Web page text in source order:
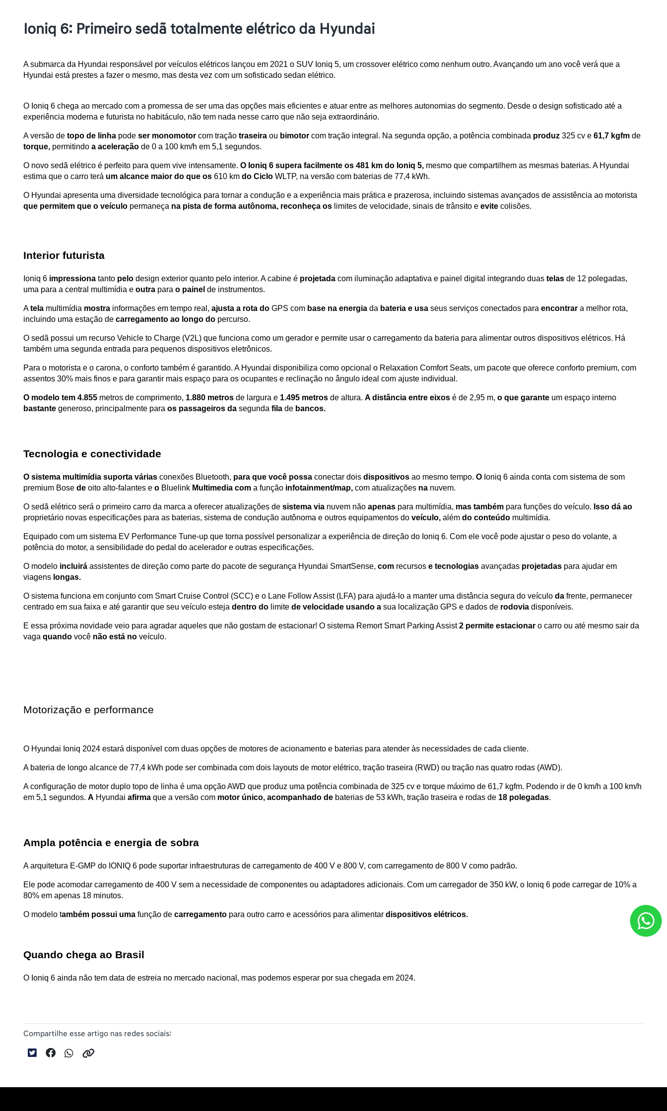
Ioniq 6: Primeiro sedã totalmente elétrico da Hyundai
A submarca da Hyundai responsável por veículos elétricos lançou em 2021 o SUV Ioniq 5, um crossover elétrico como nenhum outro. Avançando um ano você verá que a
Hyundai está prestes a fazer o mesmo, mas desta vez com um sofisticado sedan elétrico.
O Ioniq 6 chega ao mercado com a promessa de ser uma das opções mais eficientes e atuar entre as melhores autonomias do segmento. Desde o design sofisticado até a
experiência moderna e futurista no habitáculo, não tem nada nesse carro que não seja extraordinário.
A versão de topo de linha pode ser monomotor com tração traseira ou bimotor com tração integral. Na segunda opção, a potência combinada produz 325 cv e 61,7 kgfm
torque, permitindo a aceleração de 0 a 100 km/h em 5,1 segundos.
O novo sedã elétrico é perfeito para quem vive intensamente. O Ioniq 6 supera facilmente os 481 km do Ioniq 5, mesmo que compartilhem as mesmas baterias. A Hyundai
estima que o carro terá um alcance maior do que os 610 km do Ciclo WLTP, na versão com baterias de 77,4 kWh.
que permitem que o veículo permaneça na pista de forma autônoma, reconheça os limites de velocidade, sinais de trânsito e evite colisões.
Interior futurista
Ioniq 6 impressiona tanto pelo design exterior quanto pelo interior. A cabine é projetada com iluminação adaptativa e painel digital integrando duas telas de 12 polegadas,
uma para a central multimídia e outra para o painel de instrumentos.
A tela multimídia mostra informações em tempo real, ajusta a rota do GPS com base na energia da bateria e usa seus serviços conectados para encontrar a melhor rota,
incluindo uma estação de carregamento ao longo do percurso.
O sedã possui um recurso Vehicle to Charge (V2L) que funciona como um gerador e permite usar o carregamento da bateria para alimentar outros dispositivos elétricos. Há
também uma segunda entrada para pequenos dispositivos eletrônicos.
Para o motorista e o carona, o conforto também é garantido. A Hyundai disponibiliza como opcional o Relaxation Comfort Seats, um pacote que oferece conforto premium, com
assentos 30% mais finos e para garantir mais espaço para os ocupantes e reclinação no ângulo ideal com ajuste individual.
O modelo tem 4.855 metros de comprimento, 1.880 metros de largura e 1.495 metros de altura. A distância entre eixos é de 2,95 m, o que garante
bastante generoso, principalmente para os passageiros da segunda fila de bancos.
Tecnologia e conectividade
O sistema multimídia suporta várias conexões Bluetooth, para que você possa conectar dois dispositivos ao mesmo tempo. O Ioniq 6 ainda conta com sistema de som
premium Bose de oito alto-falantes e o Bluelink Multimedia com a função infotainment/map, com atualizações na nuvem.
O sedã elétrico será o primeiro carro da marca a oferecer atualizações de sistema via nuvem não apenas para multimídia, mas também para funções do veículo. Isso dá ao
proprietário novas especificações para as baterias, sistema de condução autônoma e outros equipamentos do veículo, além do conteúdo multimídia.
Equipado com um sistema EV Performance Tune-up que torna possível personalizar a experiência de direção do Ioniq 6. Com ele você pode ajustar o peso do volante, a
potência do motor, a sensibilidade do pedal do acelerador e outras especificações.
O modelo incluirá assistentes de direção como parte do pacote de segurança Hyundai SmartSense, com recursos e tecnologias avançadas projetadas para ajudar em
viagens longas.
O sistema funciona em conjunto com Smart Cruise Control (SCC) e o Lane Follow Assist (LFA) para ajudá-lo a manter uma distância segura do veículo da frente, permanecer
centrado em sua faixa e até garantir que seu veículo esteja dentro do limite de velocidade usando a sua localização GPS e dados de rodovia disponíveis.
E essa próxima novidade veio para agradar aqueles que não gostam de estacionar! O sistema Remort Smart Parking Assist 2 permite estacionar o carro ou até mesmo sair da
vaga quando você não está no veículo.
Motorização e performance
O Hyundai Ioniq 2024 estará disponível com duas opções de motores de acionamento e baterias para atender às necessidades de cada cliente.
A bateria de longo alcance de 77,4 kWh pode ser combinada com dois layouts de motor elétrico, tração traseira (RWD) ou tração nas quatro rodas (AWD).
A configuração de motor duplo topo de linha é uma opção AWD que produz uma potência combinada de 325 cv e torque máximo de 61,7 kgfm. Podendo ir de 0 km/h a 100 km/h
em 5,1 segundos. A Hyundai afirma que a versão com motor único, acompanhado de baterias de 53 kWh, tração traseira e rodas de 18 polegadas.
Ampla potência e energia de sobra
A arquitetura E-GMP do IONIQ 6 pode suportar infraestruturas de carregamento de 400 V e 800 V, com carregamento de 800 V como padrão.
Ele pode acomodar carregamento de 400 V sem a necessidade de componentes ou adaptadores adicionais. Com um carregador de 350 kW, o Ioniq 6 pode carregar de 10% a
80% em apenas 18 minutos.
O modelo também possui uma função de carregamento para outro carro e acessórios para alimentar dispositivos elétricos.
Quando chega ao Brasil
O Ioniq 6 ainda não tem data de estreia no mercado nacional, mas podemos esperar por sua chegada em 2024.
Compartilhe esse artigo nas redes sociais: